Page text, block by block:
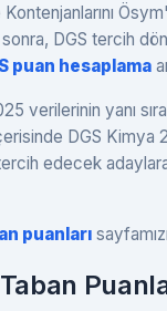
sonra, DGS tercih
puan hesaplama
verilerinin yanı
DGS Kimya
edecek
puanları